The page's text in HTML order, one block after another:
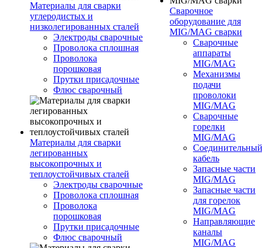
Материалы для сварки
углеродистых и
низколегированных сталей
Электроды сварочные
Проволока сплошная
Проволока
порошковая
Прутки присадочные
Флюс сварочный
Материалы для сварки
легированных
высокопрочных и
теплоустойчивых сталей
Электроды сварочные
Проволока сплошная
Проволока
порошковая
Прутки присадочные
Флюс сварочный
Сварочное
оборудование для
MIG/MAG сварки
Сварочные
аппараты
MIG/MAG
Механизмы
подачи
проволоки
MIG/MAG
Сварочные
горелки
MIG/MAG
Соединительный
кабель
Запасные части
MIG/MAG
Запасные части
для горелок
MIG/MAG
Направляющие
каналы
MIG/MAG